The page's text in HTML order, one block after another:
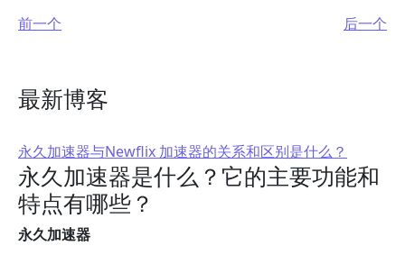
前一个 后一个
最新博客
永久加速器与Newflix 加速器的关系和区别是什么？
永久加速器是什么？它的主要功能和
特点有哪些？
永久加速器